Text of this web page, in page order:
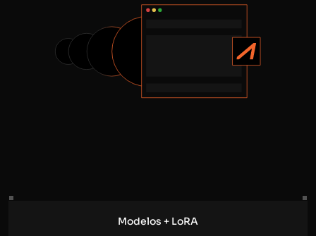
Modelos + LoRA